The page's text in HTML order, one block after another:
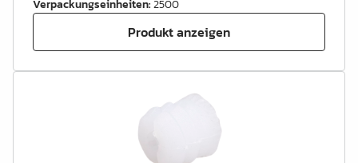
Verpackungseinheiten:2500
Produkt anzeigen